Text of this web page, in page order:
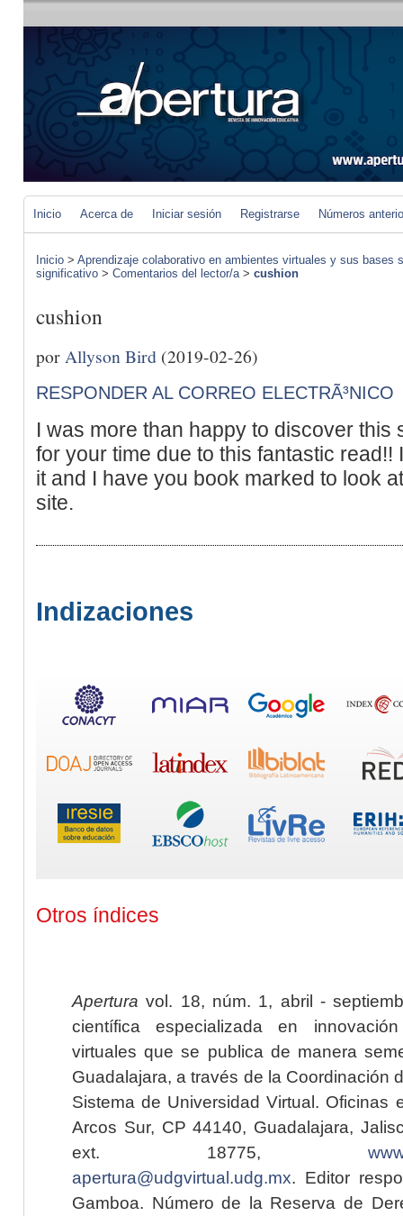
Inicio Acerca de Iniciar sesión Registrarse Números
Inicio > Aprendizaje colaborativo en ambientes virtuales y sus
significativo > Comentarios del lector/a> cushion
cushion
por Allyson Bird (2019-02-26)
RESPONDER AL CORREO ELECTRÃ³NICO
I was more than happy to discover this
for your time due to this fantastic
it and I have you book marked to look
site.
Indizaciones
Otros índices
Apertura vol. 18, núm. 1, abril -
científica especializada en
virtuales que se publica de manera
Guadalajara, a través de la Coordinación
Sistema de Universidad Virtual. Oficinas
Arcos Sur, CP 44140, Guadalajara,
ext. 18775,
apertura@udgvirtual.udg.mx. Editor
Gamboa. Número de la Reserva de